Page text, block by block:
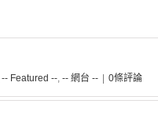
-- Featured --, -- 網台 -- 0條評論